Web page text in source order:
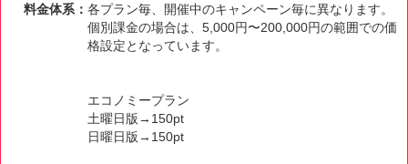
料金体系：各プラン毎、開催中のキャンペーン毎に異なります。
個別課金の場合は、5,000円〜200,000円の範囲での価
格設定となっています。
エコノミープラン
土曜日版→150pt
日曜日版→150pt